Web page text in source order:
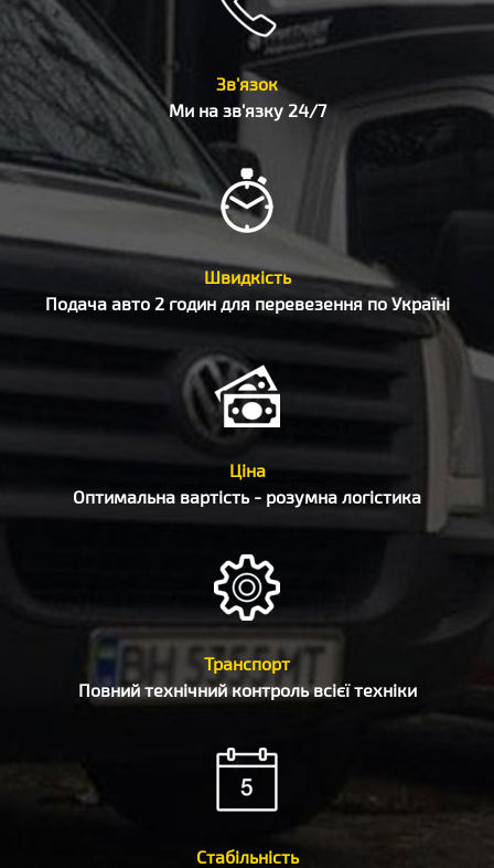
Зв'язок
Ми на зв'язку 24/7
Швидкість
Подача авто 2 годин для перевезення по Україні
Ціна
Оптимальна вартість - розумна логістика
Транспорт
Повний технічний контроль всієї техніки
Стабільність